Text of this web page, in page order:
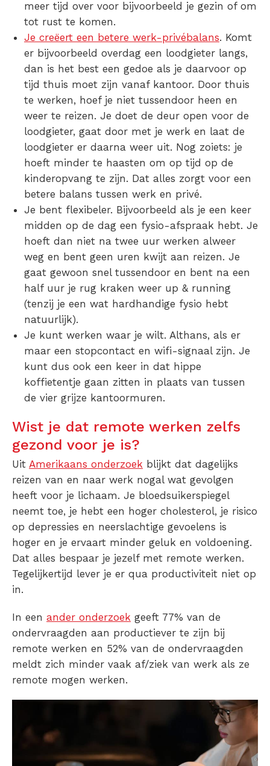
meer tijd over voor bijvoorbeeld je gezin of om
tot rust te komen.
Je creëert een betere werk-privébalans. Komt
er bijvoorbeeld overdag een loodgieter langs,
dan is het best een gedoe als je daarvoor op
tijd thuis moet zijn vanaf kantoor. Door thuis
te werken, hoef je niet tussendoor heen en
weer te reizen. Je doet de deur open voor de
loodgieter, gaat door met je werk en laat de
loodgieter er daarna weer uit. Nog zoiets: je
hoeft minder te haasten om op tijd op de
kinderopvang te zijn. Dat alles zorgt voor een
betere balans tussen werk en privé.
Je bent flexibeler. Bijvoorbeeld als je een keer
midden op de dag een fysio-afspraak hebt. Je
hoeft dan niet na twee uur werken alweer
weg en bent geen uren kwijt aan reizen. Je
gaat gewoon snel tussendoor en bent na een
half uur je rug kraken weer up & running
(tenzij je een wat hardhandige fysio hebt
natuurlijk).
Je kunt werken waar je wilt. Althans, als er
maar een stopcontact en wifi-signaal zijn. Je
kunt dus ook een keer in dat hippe
koffietentje gaan zitten in plaats van tussen
de vier grijze kantoormuren.
Wist je dat remote werken zelfs
gezond voor je is?
Uit Amerikaans onderzoek blijkt dat dagelijks
reizen van en naar werk nogal wat gevolgen
heeft voor je lichaam. Je bloedsuikerspiegel
neemt toe, je hebt een hoger cholesterol, je risico
op depressies en neerslachtige gevoelens is
hoger en je ervaart minder geluk en voldoening.
Dat alles bespaar je jezelf met remote werken.
Tegelijkertijd lever je er qua productiviteit niet op
in.
In een ander onderzoek geeft 77% van de
ondervraagden aan productiever te zijn bij
remote werken en 52% van de ondervraagden
meldt zich minder vaak af/ziek van werk als ze
remote mogen werken.